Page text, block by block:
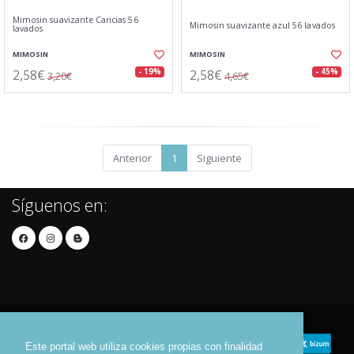
Este portal web utiliza cookies propias con finalidad
Mimosin suavizante Caricias 56
lavados
MIMOSIN
2,58€ 3,20€ - 19%
Mimosin suavizante azul 56 lavados
MIMOSIN
2,58€ 4,65€ - 45%
Anterior 1 Siguiente
Síguenos en: